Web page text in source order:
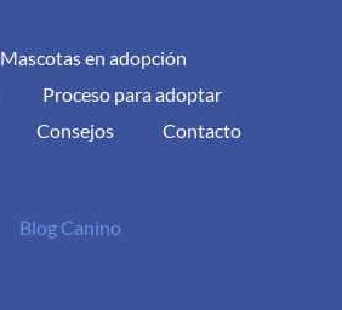
Mascotas en adopción
Proceso para adoptar
Consejos Contacto
Blog Canino